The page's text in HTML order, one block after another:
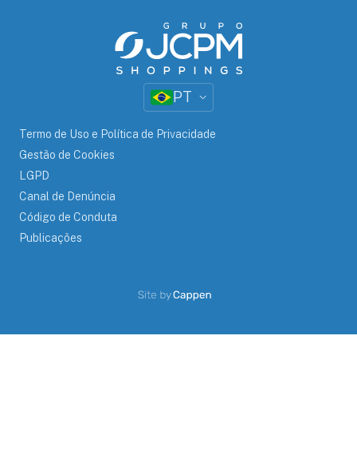
PT
Termo de Uso e Política de Privacidade
Gestão de Cookies
LGPD
Canal de Denúncia
Código de Conduta
Publicações